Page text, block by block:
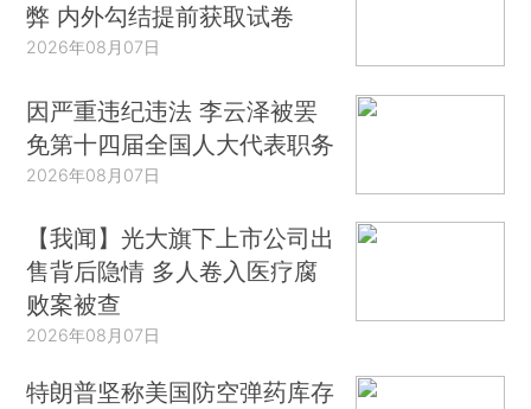
弊 内外勾结提前获取试卷
2026年08月07日
因严重违纪违法 李云泽被罢
免第十四届全国人大代表职务
2026年08月07日
【我闻】光大旗下上市公司出
售背后隐情 多人卷入医疗腐
败案被查
2026年08月07日
特朗普坚称美国防空弹药库存